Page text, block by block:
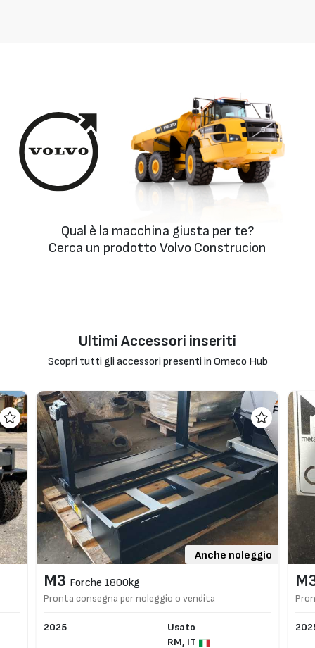
Qual è la macchina giusta per te?
Cerca un prodotto Volvo Construcion
Ultimi Accessori inseriti
Scopri tutti gli accessori presenti in Omeco Hub
Anche noleggio
M3 Forche 1800kg
Pronta consegna per noleggio o vendita
2025
Usato
RM, IT